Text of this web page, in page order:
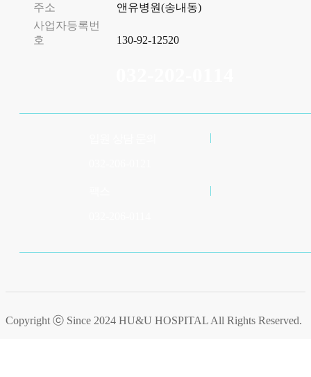
주소
앤유병원(송내동)
사업자등록번
호
130-92-12520
Copyright ⓒ Since 2024 HU&U HOSPITAL All Rights Reserved.